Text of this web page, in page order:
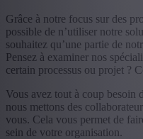
Grâce à notre focus sur des
possible de n’utiliser notre
souhaitez qu’une partie de
Pensez à examiner nos
certain processus ou projet ?
Vous avez tout à coup besoin
nous mettons des
vous. Cela vous permet de
sein de votre organisation.